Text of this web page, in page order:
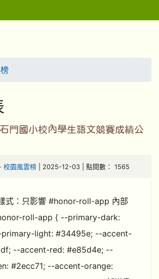
⏸
門國小校內學生語文競賽成績公
校園風雲榜| 2025-12-03 | 點閱數： 1565
式：只影響 #honor-roll-app 內部
roll-app { --primary-dark:
light: #34495e; --accent-
--accent-red: #e85d4e; --
#2ecc71; --accent-orange: